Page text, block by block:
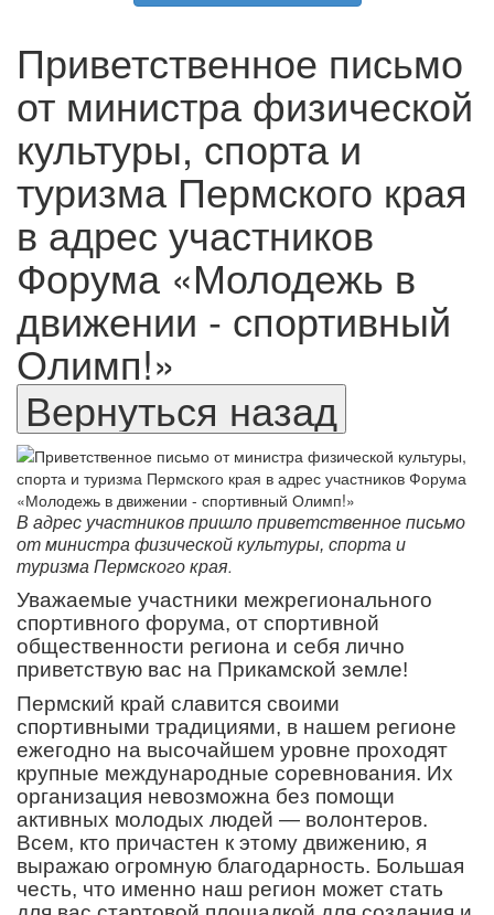
Приветственное письмо
от министра физической
культуры, спорта и
туризма Пермского края
в адрес участников
Форума «Молодежь в
движении - спортивный
Олимп!»
В адрес участников пришло приветственное письмо
от министра физической культуры, спорта и
туризма Пермского края.
Уважаемые участники межрегионального
спортивного форума, от спортивной
общественности региона и себя лично
приветствую вас на Прикамской земле!
Пермский край славится своими
спортивными традициями, в нашем регионе
ежегодно на высочайшем уровне проходят
крупные международные соревнования. Их
организация невозможна без помощи
активных молодых людей — волонтеров.
Всем, кто причастен к этому движению, я
выражаю огромную благодарность. Большая
честь, что именно наш регион может стать